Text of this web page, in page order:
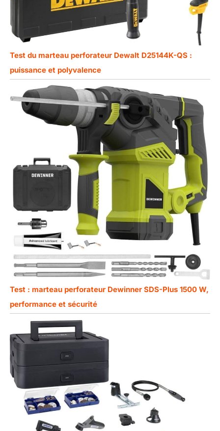
Test du marteau perforateur Dewalt D25144K-QS :
puissance et polyvalence
Test : marteau perforateur Dewinner SDS-Plus 1500 W,
performance et sécurité